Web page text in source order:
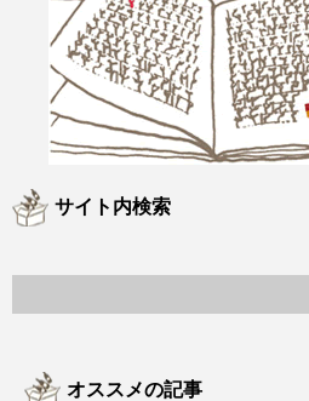
サイト内検索
オススメの記事